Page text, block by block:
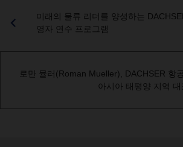
미래의 물류 리더를 양성하는
영자 연수 프로그램
로만 뮬러(Roman Mueller), DACHSER 항
아시아 태평양 지역 대